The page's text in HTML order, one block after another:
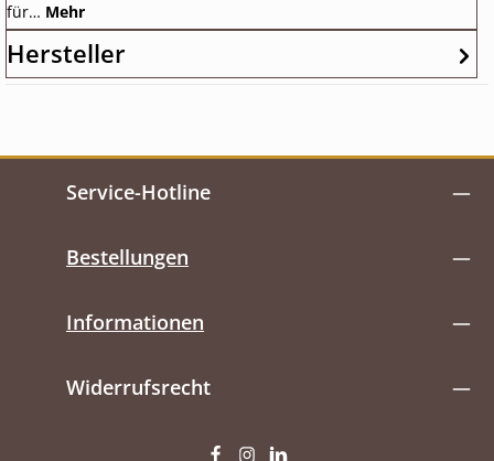
für… Mehr
Hersteller
Service-Hotline
Bestellungen
Informationen
Widerrufsrecht